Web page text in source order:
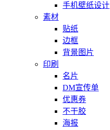
手机壁纸设计
素材
贴纸
边框
背景图片
印刷
名片
DM宣传单
优惠券
不干胶
海报